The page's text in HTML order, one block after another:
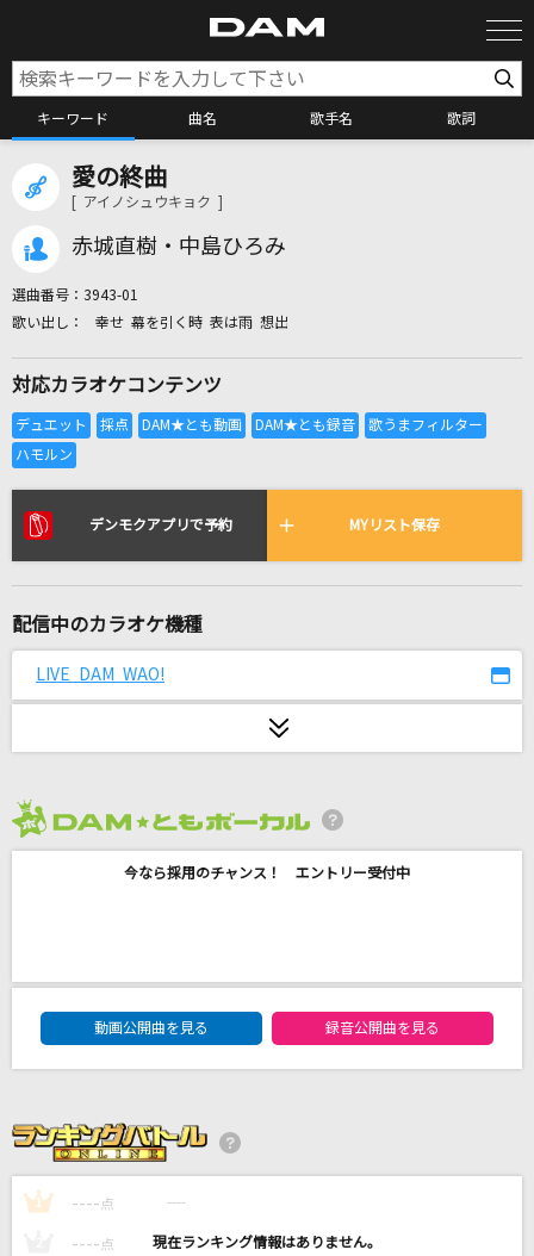
キーワード 曲名 歌手名 歌詞
全国りれき
リアルタイムで歌われている曲の一覧
[生音]TSUNAMI
天灯
sajou no hana
ずっと真夜中でいいのに。
ロキ
SEKAI NO OWARI(世界の終わり)
桃色吐息
高橋真梨子
愛の終曲
[ アイノシュウキョク ]
赤城直樹・中島ひろみ
選曲番号： 3943-01
幸せ 幕を引く時 表は雨 想出
対応カラオケコンテンツ
デンモクアプリで予約 MYリスト保存
配信中のカラオケ機種
LIVE DAM WAO!
今なら採用のチャンス！ エントリー受付中
DAM★ともボーカルエントリーランキング
動画公開曲を見る
録音公開曲を見る
1 ---- 点 ----
---- 点 ----